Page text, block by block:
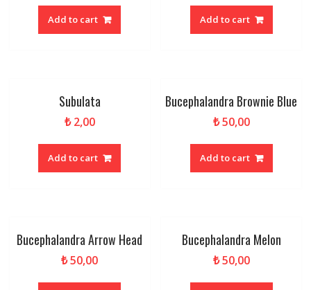
Add to cart Add to cart
Subulata
₺2,00
Add to cart
Bucephalandra Brownie Blue
₺50,00
Add to cart
Bucephalandra Arrow Head
₺50,00
Bucephalandra Melon
₺50,00